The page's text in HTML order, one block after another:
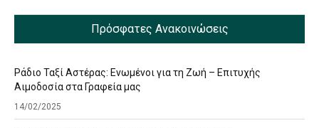
Πρόσφατες Ανακοινώσεις
Ράδιο Ταξί Αστέρας: Ενωμένοι για τη Ζωή – Επιτυχής
Αιμοδοσία στα Γραφεία μας
14/02/2025